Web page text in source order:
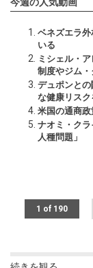
今週の人気動画
ベネズエラ
いる
ミシェル・
制度やジム
デュポンと
な健康リスク
米国の通商
ナオミ・ク
人種問題」
1 of 190